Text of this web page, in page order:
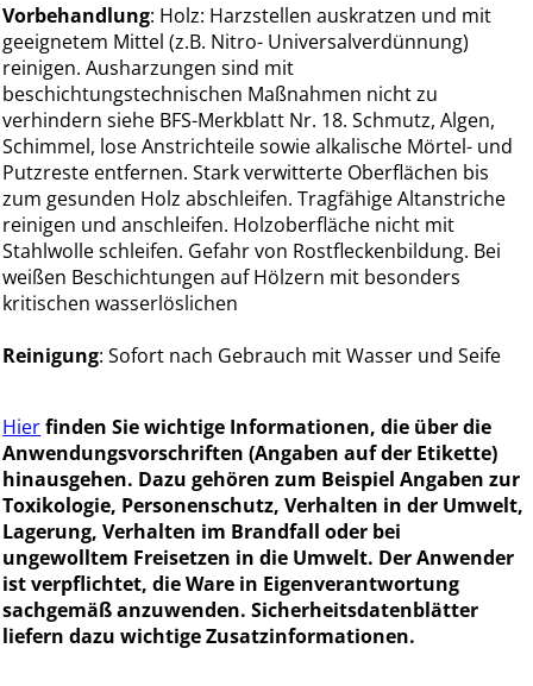
Vorbehandlung: Holz: Harzstellen auskratzen und mit
geeignetem Mittel (z.B. Nitro- Universalverdünnung)
reinigen. Ausharzungen sind mit
beschichtungstechnischen Maßnahmen nicht zu
verhindern siehe BFS-Merkblatt Nr. 18. Schmutz, Algen,
Schimmel, lose Anstrichteile sowie alkalische Mörtel- und
Putzreste entfernen. Stark verwitterte Oberflächen bis
zum gesunden Holz abschleifen. Tragfähige Altanstriche
reinigen und anschleifen. Holzoberfläche nicht mit
Stahlwolle schleifen. Gefahr von Rostfleckenbildung. Bei
weißen Beschichtungen auf Hölzern mit besonders
kritischen wasserlöslichen
Reinigung: Sofort nach Gebrauch mit Wasser und Seife
Hierfinden Sie wichtige Informationen, die über die
Anwendungsvorschriften (Angaben auf der Etikette)
hinausgehen. Dazu gehören zum Beispiel Angaben zur
Toxikologie, Personenschutz, Verhalten in der Umwelt,
Lagerung, Verhalten im Brandfall oder bei
ungewolltem Freisetzen in die Umwelt. Der Anwender
ist verpflichtet, die Ware in Eigenverantwortung
sachgemäß anzuwenden. Sicherheitsdatenblätter
liefern dazu wichtige Zusatzinformationen.